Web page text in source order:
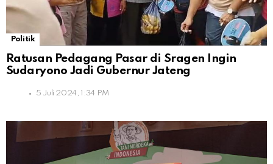
Politik
Ratusan Pedagang Pasar di Sragen Ingin
Sudaryono Jadi Gubernur Jateng
5 Juli 2024, 1:34 PM